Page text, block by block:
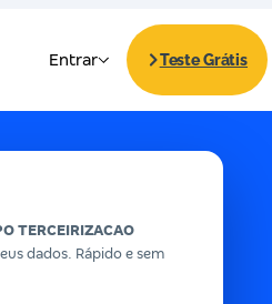
TERCEIRIZACAO
dados. Rápido e sem